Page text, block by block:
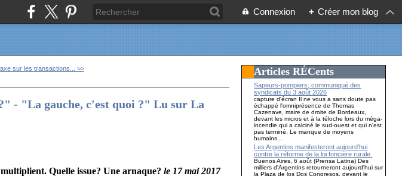
Connexion + Créer mon blog
sur les transactions... >>
- "La gauche, c'est quoi ?" Lu sur La
Quelle issue? Une arnaque?le 17 mai 2017
Articles RÉCents
Sapeurs-pompiers; communiqué des
syndicats du 3 août 2026
capture d'écran Il ne vous a sans doute pas
échappé l'omniprésence de Thomas
Cazenave, maire de droite de Bordeaux,
devant les micros et à la téloche lors du méga-
incendie qui a calciné le sud-ouest et qui n'est
pas terminé. Le manque de moyens
humains...
Les Argentins manifesteront aujourd'hui
contre la réforme de la loi foncière rurale.
Buenos Aires, 6 août (Prensa Latina) Des
milliers d'Argentins retourneront aujourd'hui sur
la Plaza de los Dos Congresos, devant le